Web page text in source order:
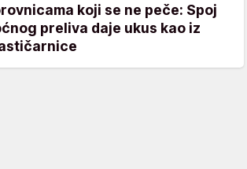
koji se ne peče: Spoj
preliva daje ukus kao iz